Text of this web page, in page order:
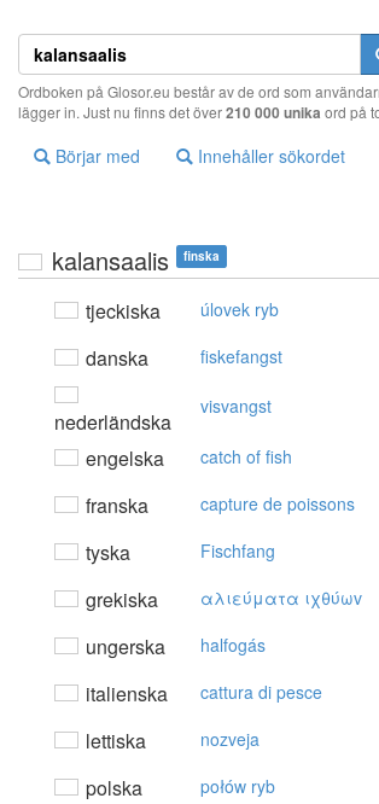
Ordboken på Glosor.eu består av de ord som
lägger in. Just nu finns det över210 000 unika ord på
Börjar med Innehåller sökordet
kalansaalis finska
tjeckiska úlovek ryb
danska fiskefangst
nederländska
visvangst
engelska catch of fish
franska capture de poissons
tyska Fischfang
grekiska αλιεύματα ιχθύωv
ungerska halfogás
italienska cattura di pesce
lettiska nozveja
polska połów ryb